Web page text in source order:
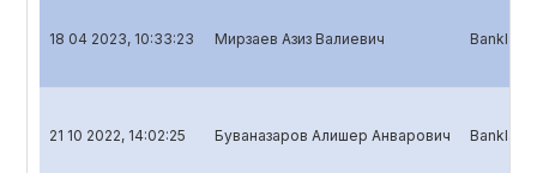
18 04 2023, 10:33:23 Мирзаев Азиз Валиевич Banklar
21 10 2022, 14:02:25 Буваназаров Алишер Анварович Banklar